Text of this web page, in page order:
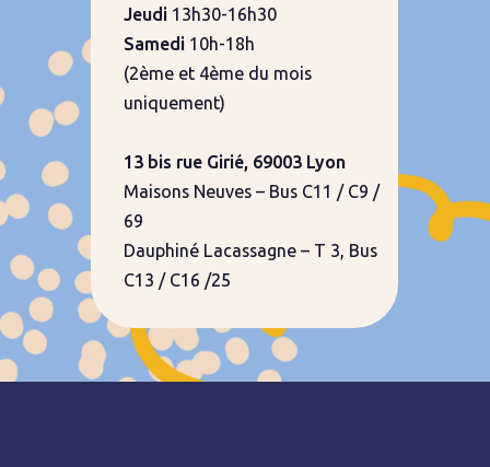
Jeudi13h30-16h30
Samedi 10h-18h
(2ème et 4ème du mois
uniquement)
13 bis rue Girié, 69003 Lyon
Maisons Neuves – Bus C11 / C9 /
69
Dauphiné Lacassagne – T 3, Bus
C13 / C16 /25